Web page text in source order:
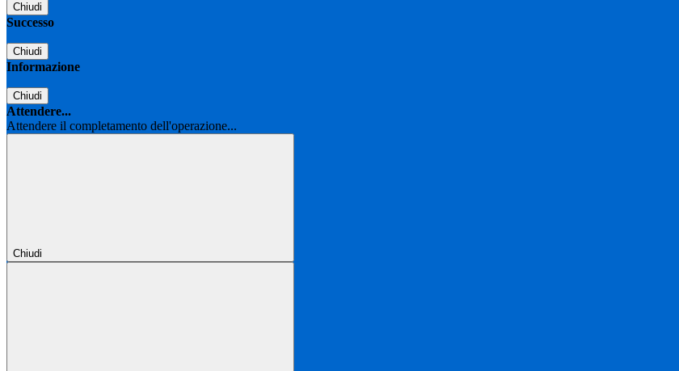
Chiudi
Successo
Chiudi
Informazione
Chiudi
Attendere...
Attendere il completamento dell'operazione...
Chiudi